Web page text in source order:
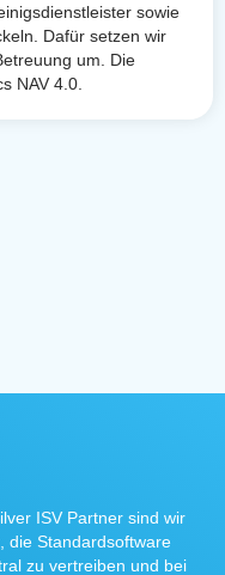
sowie
Dafür setzen wir
um. Die
NAV 4.0.
ISV Partner sind wir
die Standardsoftware
zu vertreiben und bei